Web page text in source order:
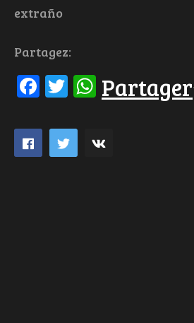
extraño
Partagez:
Facebook
Twitter
Partager